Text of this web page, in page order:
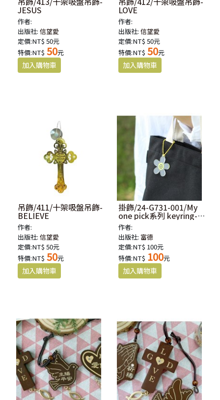
JESUS
作者:
出版社:信望愛
定價:NT$ 50元
特價:NT$ 50元
LOVE
作者:
出版社:信望愛
定價:NT$ 50元
特價:NT$ 50元
吊飾/411/十架吸盤吊飾-
BELIEVE
作者:
出版社:信望愛
定價:NT$ 50元
特價:NT$ 50元
掛飾/24-G731-001/My
one pick系列 keyring-
01.God bless you
作者:
出版社: 富德
定價:NT$ 100元
特價:NT$ 100元